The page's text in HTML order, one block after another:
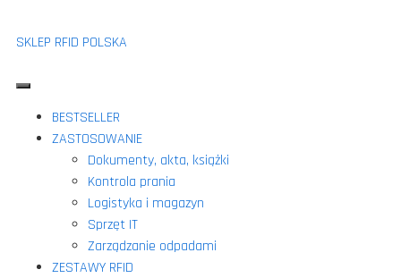
SKLEP RFID POLSKA
BESTSELLER
ZASTOSOWANIE
Dokumenty, akta, książki
Kontrola prania
Logistyka i magazyn
Sprzęt IT
Zarządzanie odpadami
ZESTAWY RFID